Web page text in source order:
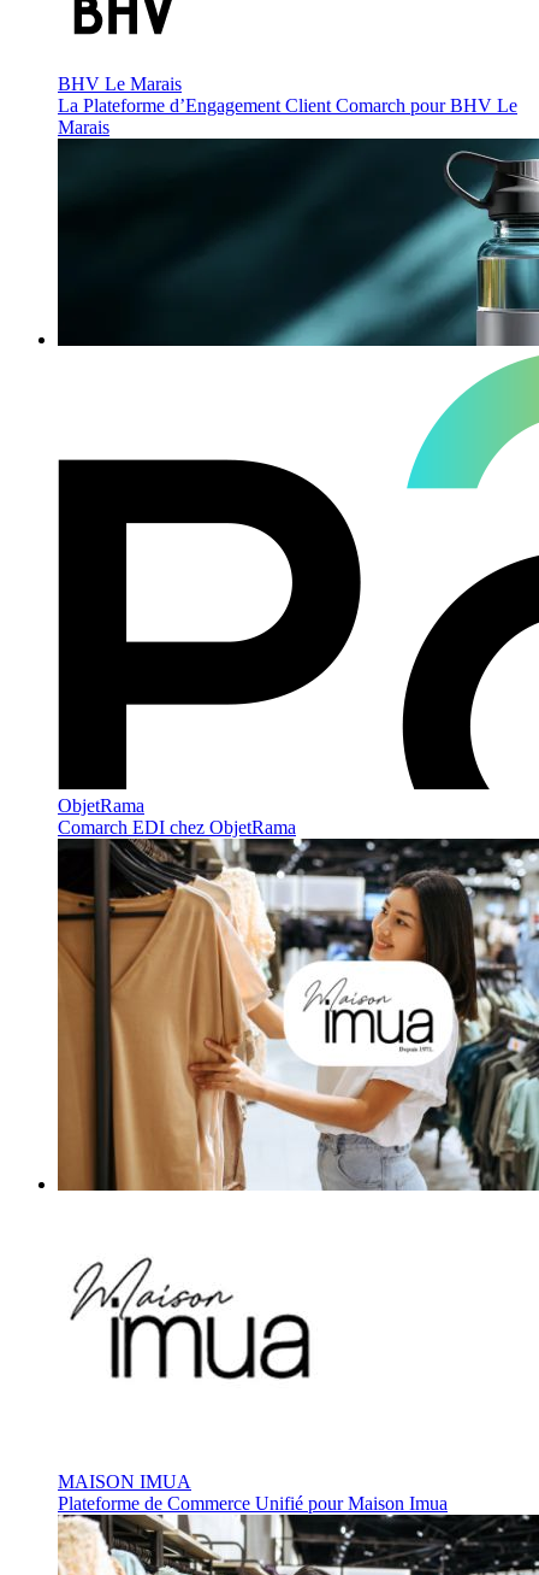
BHV Le Marais
La Plateforme d’Engagement Client Comarch pour BHV Le
Marais
ObjetRama
Comarch EDI chez ObjetRama
MAISON IMUA
Plateforme de Commerce Unifié pour Maison Imua